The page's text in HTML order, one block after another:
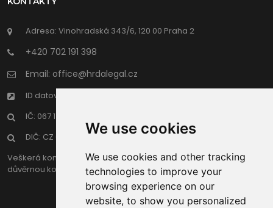
We use cookies
We use cookies and other tracking
technologies to improve your
browsing experience on our
website, to show you personalized
Adresa: Vinohradská 343/6, 120 00 Praha 2
+420 702 191 398
Email: office@hrdalegal.cz
ID datové schránky: f2jhgwe
IČ: 067 17 969
DIČ: CZ 067 17 969
Veškerá komunikace advokáta s klientem v jákékoliv formě je
důvěrnou komnuikací podle zákona o advokacii.